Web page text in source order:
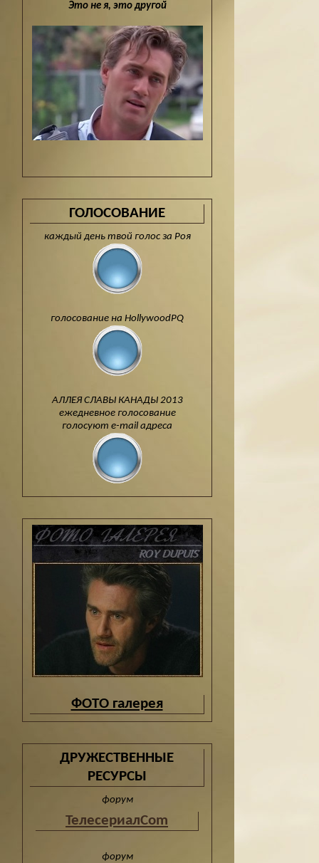
Это не я, это другой
ГОЛОСОВАНИЕ
каждый день твой голос за Роя
голосование на HollywoodPQ
АЛЛЕЯ СЛАВЫ КАНАДЫ 2013
ежедневное голосование
голосуют e-mail адреса
ФОТО галерея
ДРУЖЕСТВЕННЫЕ
РЕСУРСЫ
форум
ТелесериалCom
форум